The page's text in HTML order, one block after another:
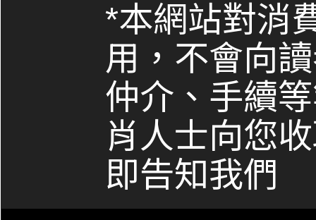
*本網站對消
用，不會向
仲介、手續
肖人士向您
即告知我們